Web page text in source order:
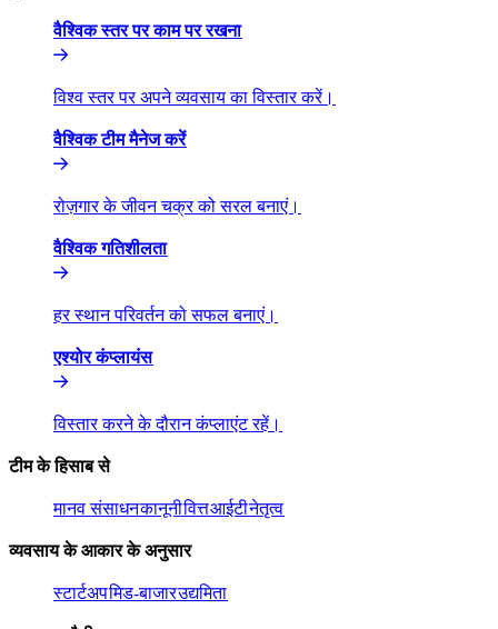
वैश्विक स्तर पर काम पर रखना​​
विश्व स्तर पर अपने व्यवसाय का विस्तार करें।​​
वैश्विक टीम मैनेज करें​​
रोज़गार के जीवन चक्र को सरल बनाएं।​​
वैश्विक गतिशीलता​​
हर स्थान परिवर्तन को सफल बनाएं।​​
एश्योर कंप्लायंस​​
विस्तार करने के दौरान कंप्लाएंट रहें।​​
टीम के हिसाब से​​
मानव संसाधन​​कानूनी​​वित्त​​आईटी​​नेतृत्व​​
व्यवसाय के आकार के अनुसार​​
स्टार्टअप​​मिड-बाजार​​उद्यमिता​​